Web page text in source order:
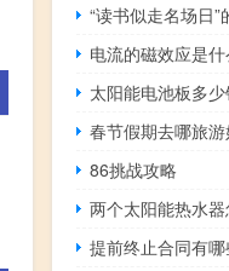
“读书似走名场日”
电流的磁效应是什
太阳能电池板多
春节假期去哪旅
86挑战攻略
两个太阳能热水
提前终止合同有